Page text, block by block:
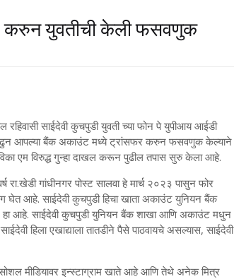
युवतीची केली फसवणुक
साईदेवी कुचपुडी युवती च्या फोन पे युपीआय आईडी
आपल्या बैंक अकाउंट मध्ये ट्रांसफर करुन फसवणुक केल्याने
एम विरुद्ध गुन्हा दाखल करून पुढील तपास सुरु केला आहे.
रा.खेडी गांधीनगर पोस्ट सालवा हे मार्च २०२३ पासुन फोर
आहे. साईदेवी कुचपुडी हिचा खाता अकाउंट युनियन बैंक
आहे. साईदेवी कुचपुडी युनियन बैंक शाखा आणि अकाउंट मधुन
हिला एखाद्याला तातडीने पैसे पाठवायचे असल्यास, साईदेवी
मीडियावर इन्स्टाग्राम खाते आहे आणि तेथे अनेक मित्र